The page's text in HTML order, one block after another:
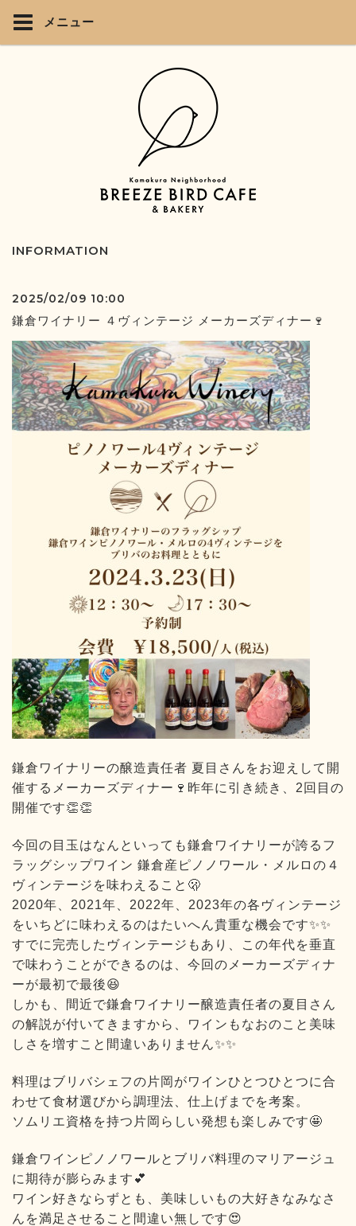
メニュー
INFORMATION
2025/02/09 10:00
鎌倉ワイナリー ４ヴィンテージ メーカーズディナー🍷
鎌倉ワイナリーの醸造責任者 夏目さんをお迎えして開
催するメーカーズディナー🍷昨年に引き続き、2回目の
開催です👏👏
今回の目玉はなんといっても鎌倉ワイナリーが誇るフ
ラッグシップワイン 鎌倉産ピノノワール・メルロの４
ヴィンテージを味わえること🫢
2020年、2021年、2022年、2023年の各ヴィンテージ
をいちどに味わえるのはたいへん貴重な機会です✨✨
すでに完売したヴィンテージもあり、この年代を垂直
で味わうことができるのは、今回のメーカーズディナ
ーが最初で最後😆
しかも、間近で鎌倉ワイナリー醸造責任者の夏目さん
の解説が付いてきますから、ワインもなおのこと美味
しさを増すこと間違いありません✨✨
料理はブリバシェフの片岡がワインひとつひとつに合
わせて食材選びから調理法、仕上げまでを考案。
ソムリエ資格を持つ片岡らしい発想も楽しみです🤩
鎌倉ワインピノノワールとブリバ料理のマリアージュ
に期待が膨らみます💕
ワイン好きならずとも、美味しいもの大好きなみなさ
んを満足させること間違い無しです😍